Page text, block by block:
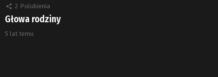
2 Polubienia
Głowa rodziny
5 lat temu